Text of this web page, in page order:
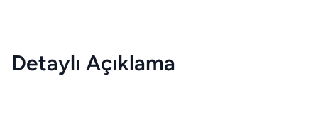
Detaylı Açıklama